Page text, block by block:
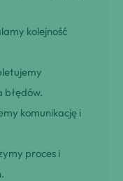
kolejność
błędów.
komunikację i
proces i